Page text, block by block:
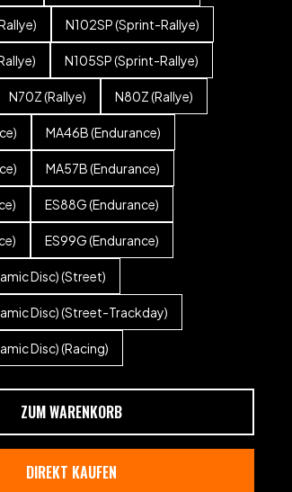
N102SP (Sprint-Rallye)
N105SP (Sprint-Rallye)
N70Z (Rallye) N80Z (Rallye)
MA46B (Endurance)
MA57B (Endurance)
ES88G (Endurance)
ES99G (Endurance)
Disc) (Street)
Disc) (Street-Trackday)
Disc) (Racing)
ZUM WARENKORB
DIREKT KAUFEN